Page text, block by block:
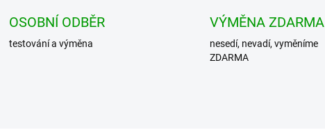
OSOBNÍ ODBĚR
testování a výměna
VÝMĚNA ZDARMA
nesedí, nevadí, vyměníme
ZDARMA